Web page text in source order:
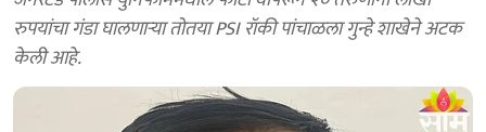
रुपयांचा गंडा घालणाऱ्या तोतया PSI रॉकी पांचाळला गुन्हे शाखेने अटक
केली आहे.